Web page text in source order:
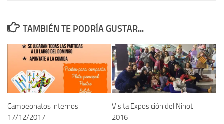
TAMBIÉN TE PODRÍA GUSTAR...
Campeonatos internos
17/12/2017
Visita Exposición del Ninot
2016